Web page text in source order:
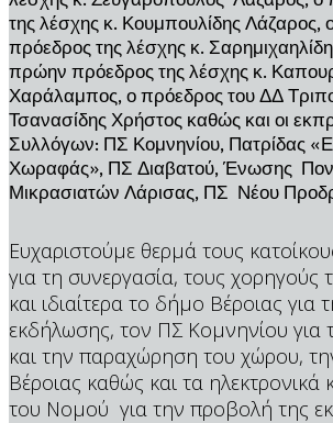
της λέσχης κ. Κουμπουλίδης Λάζαρος,
πρόεδρος της λέσχης κ.
πρώην πρόεδρος της λέσχης κ.
Χαράλαμπος, ο πρόεδρος του ΔΔ
Τσανασίδης Χρήστος καθώς και οι
Συλλόγων: ΠΣ Κομνηνίου, Πατρίδας
Χωραφάς», ΠΣ Διαβατού, Ένωσης
Μικρασιατών Λάρισας, ΠΣ Νέου
Ευχαριστούμε θερμά τους
για τη συνεργασία, τους χορηγούς
και ιδιαίτερα το δήμο Βέροιας για
εκδήλωσης, τον ΠΣ Κομνηνίου για
και την παραχώρηση του χώρου,
Βέροιας καθώς και τα
του Νομού για την προβολή της